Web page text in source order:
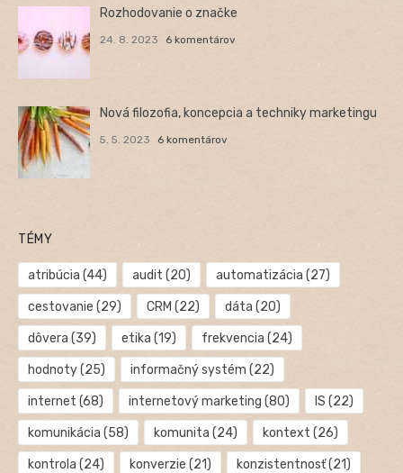
Rozhodovanie o značke
24. 8. 2023 6 komentárov
Nová filozofia, koncepcia a techniky marketingu
5. 5. 2023 6 komentárov
TÉMY
atribúcia (44) audit (20) automatizácia (27)
cestovanie (29) CRM (22) dáta (20)
dôvera (39) etika (19) frekvencia (24)
hodnoty(25) informačný systém (22)
internet (68) internetový marketing (80) IS (22)
komunikácia (58) komunita (24) kontext (26)
kontrola (24) konverzie (21) konzistentnosť(21)